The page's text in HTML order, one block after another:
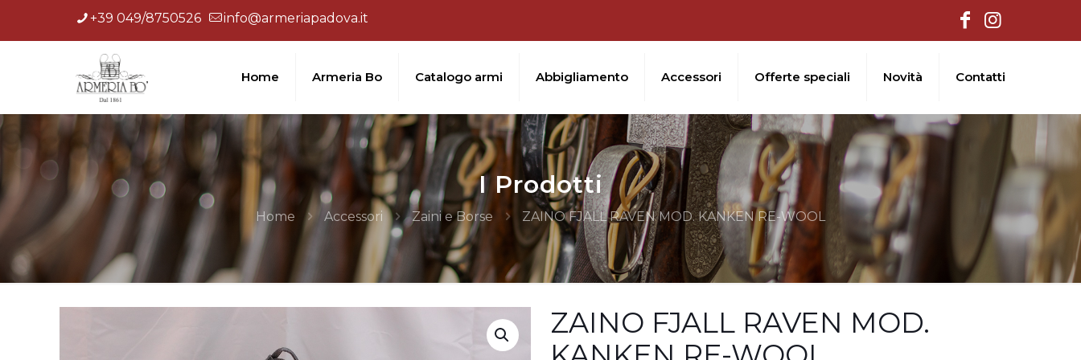
+39 049/8750526 info@armeriapadova.it
Home Armeria Bo Catalogo armi Abbigliamento Accessori Offerte speciali Novità Contatti
I Prodotti
Home Accessori Zaini e Borse ZAINO FJALL RAVEN MOD. KANKEN RE-WOOL
ZAINO FJALL RAVEN MOD.